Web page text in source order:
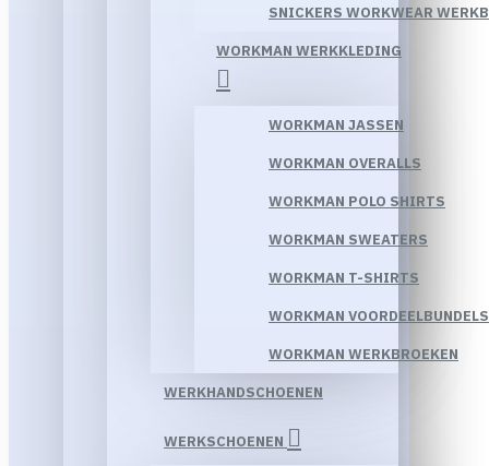
SNICKERS WORKWEAR
WORKMAN WERKKLEDING
WORKMAN JASSEN
WORKMAN OVERALLS
WORKMAN POLO SHIRTS
WORKMAN SWEATERS
WORKMAN T-SHIRTS
WORKMAN VOORDEELBUNDELS
WORKMAN WERKBROEKEN
WERKHANDSCHOENEN
WERKSCHOENEN